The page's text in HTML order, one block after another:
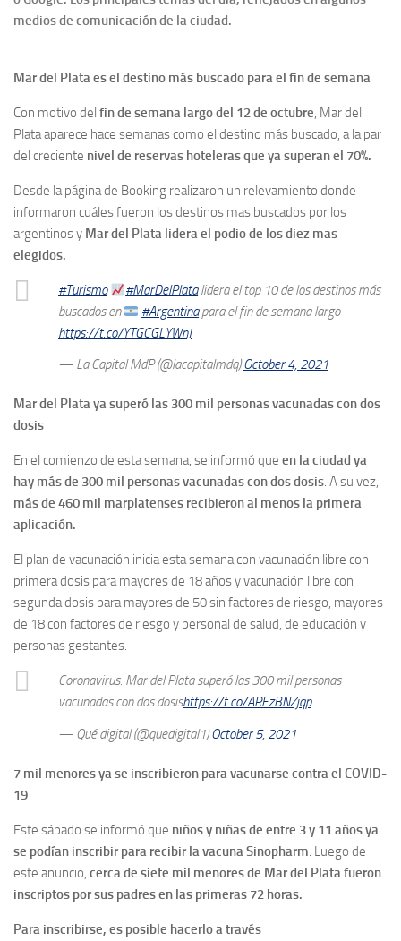
medios de comunicación de la ciudad.
Mar del Plata es el destino más buscado para el fin de semana
Con motivo del fin de semana largo del 12 de octubre, Mar del
Plata aparece hace semanas como el destino más buscado, a la par
del creciente nivel de reservas hoteleras que ya superan el 70%.
Desde la página de Booking realizaron un relevamiento donde
informaron cuáles fueron los destinos mas buscados por los
argentinos y Mar del Plata lidera el podio de los diez mas
elegidos.
#Turismo #MarDelPlatalidera el top 10 de los destinos más
buscados en
#Argentinapara el fin de semana largo
https://t.co/YTGCGLYWnJ
— La Capital MdP (@lacapitalmdq)October 4, 2021
Mar del Plata ya superó las 300 mil personas vacunadas con dos
dosis
En el comienzo de esta semana, se informó que en la ciudad ya
hay más de 300 mil personas vacunadas con dos dosis. A su vez,
más de 460 mil marplatenses recibieron al menos la primera
aplicación.
El plan de vacunación inicia esta semana con vacunación libre con
primera dosis para mayores de 18 años y vacunación libre con
segunda dosis para mayores de 50 sin factores de riesgo, mayores
de 18 con factores de riesgo y personal de salud, de educación y
personas gestantes.
Coronavirus: Mar del Plata superó las 300 mil personas
vacunadas con dos dosishttps://t.co/AREzBNZjqp
— Qué digital (@quedigital1)October 5, 2021
7 mil menores ya se inscribieron para vacunarse contra el COVID-
19
Este sábado se informó que niños y niñas de entre 3 y 11 años ya
se podían inscribir para recibir la vacuna Sinopharm . Luego de
este anuncio, cerca de siete mil menores de Mar del Plata fueron
inscriptos por sus padres en las primeras 72 horas.
Para inscribirse, es posible hacerlo a través